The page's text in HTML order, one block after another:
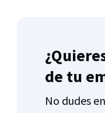
de tu
No dudes